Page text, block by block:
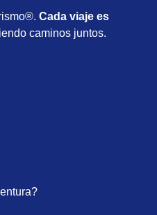
Cada viaje es
caminos juntos.